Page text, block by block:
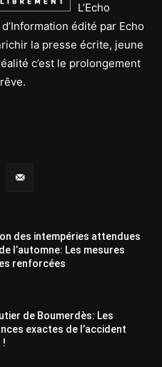
L’Echo
édité par Echo
la presse écrite, jeune
c’est le prolongement
des intempéries attendues
l’automne: Les mesures
renforcées
de Boumerdès: Les
exactes de l’accident
!